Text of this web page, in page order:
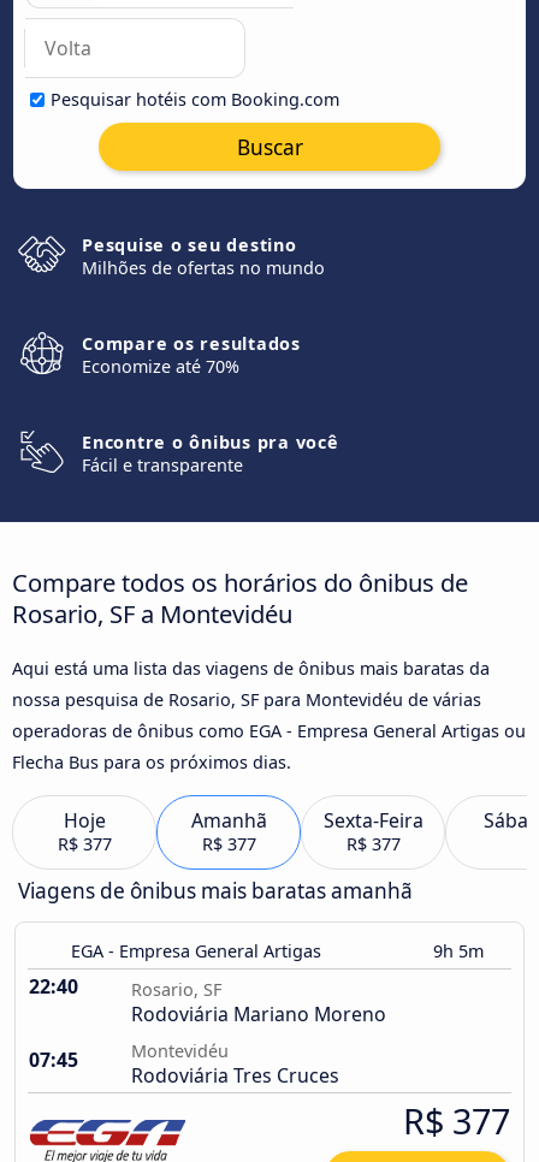
Pesquisar hotéis com Booking.com
Buscar
Pesquise o seu destino
Milhões de ofertas no mundo
Compare os resultados
Economize até 70%
Encontre o ônibus pra você
Fácil e transparente
Compare todos os horários do ônibus de
Rosario, SF a Montevidéu
Aqui está uma lista das viagens de ônibus mais baratas da
nossa pesquisa de Rosario, SF para Montevidéu de várias
operadoras de ônibus como EGA - Empresa General Artigas ou
Flecha Bus para os próximos dias.
Hoje
R$ 377
Amanhã
R$ 377
Sexta-Feira
R$ 377
Viagens de ônibus mais baratas amanhã
EGA - Empresa General Artigas 9h 5m
22:40 Rosario, SF
Rodoviária Mariano Moreno
07:45
Montevidéu
Rodoviária Tres Cruces
R$ 377